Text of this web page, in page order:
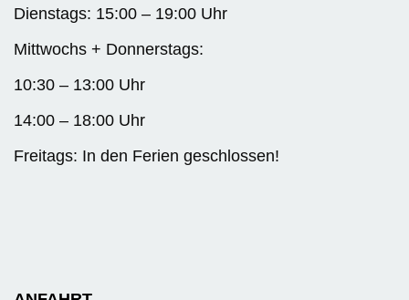
Dienstags: 15:00 – 19:00 Uhr
Mittwochs + Donnerstags:
10:30 – 13:00 Uhr
14:00 – 18:00 Uhr
Freitags: In den Ferien geschlossen!